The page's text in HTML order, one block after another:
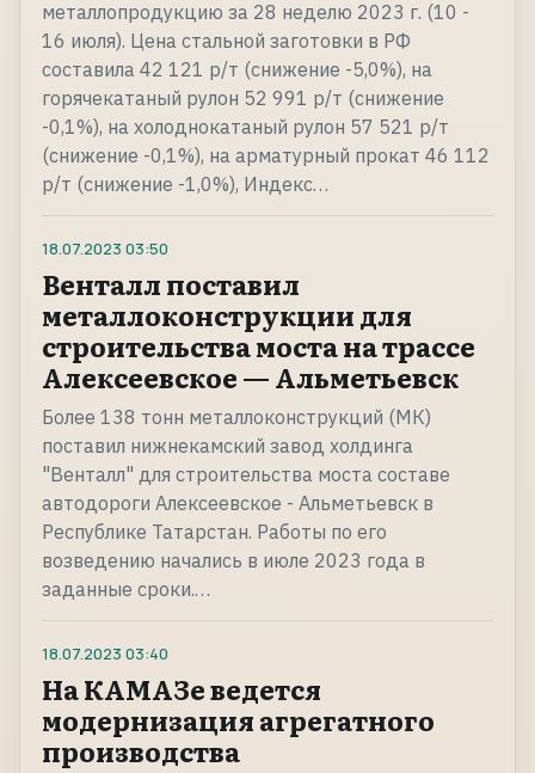
металлопродукцию за 28 неделю 2023 г. (10 -
16 июля). Цена стальной заготовки в РФ
составила 42 121 р/т (снижение -5,0%), на
горячекатаный рулон 52 991 р/т (снижение
-0,1%), на холоднокатаный рулон 57 521 р/т
(снижение -0,1%), на арматурный прокат 46 112
р/т (снижение -1,0%), Индекс…
18.07.2023 03:50
Венталл поставил
металлоконструкции для
строительства моста на трассе
Алексеевское — Альметьевск
Более 138 тонн металлоконструкций (МК)
поставил нижнекамский завод холдинга
"Венталл" для строительства моста составе
автодороги Алексеевское - Альметьевск в
Республике Татарстан. Работы по его
возведению начались в июле 2023 года в
заданные сроки.…
18.07.2023 03:40
На КАМАЗе ведется
модернизация агрегатного
производства